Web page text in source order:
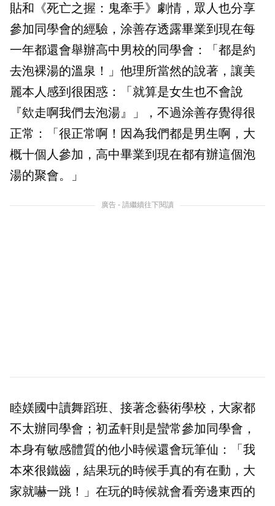
貼和《死亡之握：鬼牽手》劇情，眾人也分享
參加同學會的經驗，涂善存透露畢業到現在每
一年都還會舉辦高中男校的同學會：「都是約
去泡裸湯的溫泉！」他理所當然的說著，讓美
麗本人感到很困惑：「就算是女生也不會說
『欸走啊我們去泡湯』」，不過涂善存覺得很
正常：「很正常啊！因為我們都是男生啊，大
概十個人參加，高中畢業到現在都有辦這個泡
湯的聚會。」
廣告 - 請繼續往下閱讀
睦媄國中讀舞蹈班、接著念藝術學校，大家都
不太辦同學會；初孟軒則是蠻常參加同學會，
本身有敏感體質的他小時候還會玩筆仙：「我
本來很鐵齒，結果玩的時候手真的有在動，大
家就嚇一跳！」在玩的時候就會看旁邊東西的